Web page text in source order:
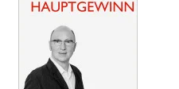
Search: